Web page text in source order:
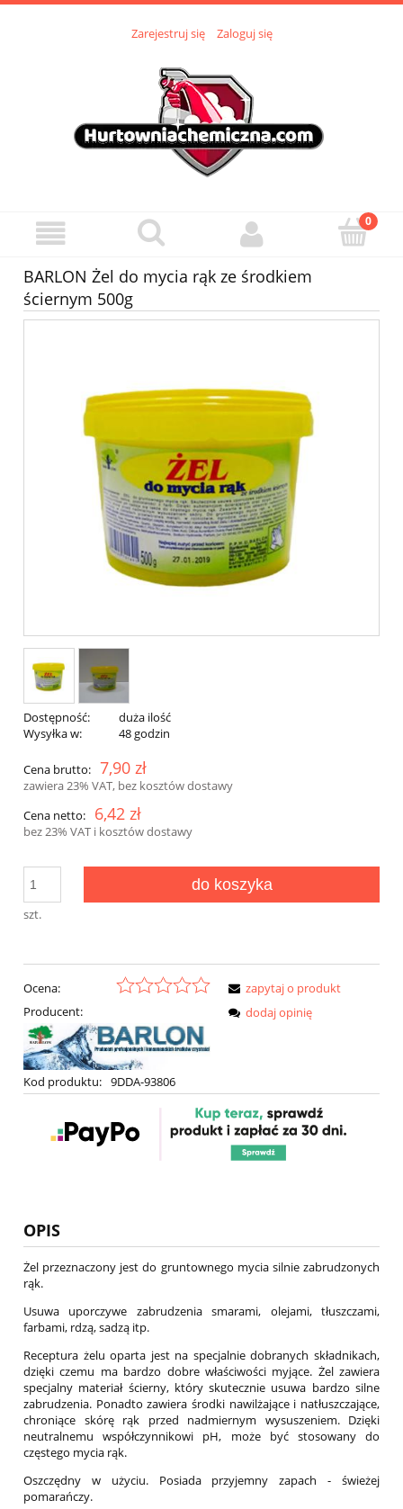
Zarejestruj się Zaloguj się
BARLON Żel do mycia rąk ze środkiem
ściernym 500g
Dostępność:
duża ilość
Wysyłka w:
48 godzin
Cena brutto: 7,90 zł
zawiera 23% VAT, bez kosztów dostawy
Cena netto:
6,42 zł
bez 23% VAT i kosztów dostawy
szt.
do koszyka
Ocena:
Producent:
Kod produktu: 9DDA-93806
zapytaj o produkt
dodaj opinię
OPIS
Żel przeznaczony jest do gruntownego mycia silnie zabrudzonych
rąk.
Usuwa uporczywe zabrudzenia smarami, olejami, tłuszczami,
farbami, rdzą, sadzą itp.
Receptura żelu oparta jest na specjalnie dobranych składnikach,
dzięki czemu ma bardzo dobre właściwości myjące. Żel zawiera
specjalny materiał ścierny, który skutecznie usuwa bardzo silne
zabrudzenia. Ponadto zawiera środki nawilżające i natłuszczające,
chroniące skórę rąk przed nadmiernym wysuszeniem. Dzięki
neutralnemu współczynnikowi pH, może być stosowany do
częstego mycia rąk.
Oszczędny w użyciu. Posiada przyjemny zapach - świeżej
pomarańczy.